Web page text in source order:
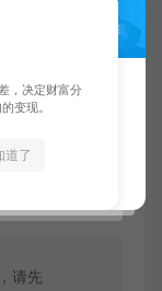
定性.mp4
请先
，决定财富分
变现。
道了